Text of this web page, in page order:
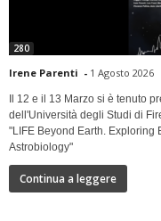
280
Irene Parenti - 1 Agosto 2026
Il 12 e il 13 Marzo si è tenuto
dell'Università degli Studi di
"LIFE Beyond Earth. Exploring
Astrobiology"
Continua a leggere